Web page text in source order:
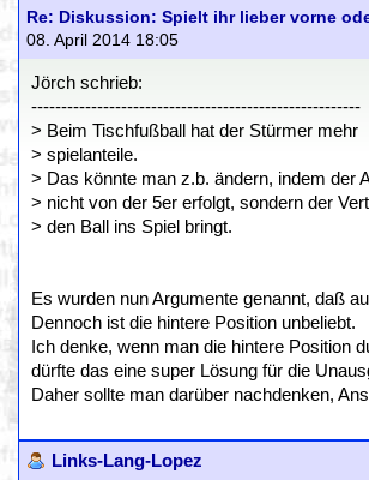
Re: Diskussion: Spielt ihr lieber vorne
08. April 2014 18:05
Jörch schrieb:
-------------------------------------------------------
> Beim Tischfußball hat der Stürmer mehr
> spielanteile.
> Das könnte man z.b. ändern, indem der
> nicht von der 5er erfolgt, sondern der
> den Ball ins Spiel bringt.
Es wurden nun Argumente genannt, daß
Dennoch ist die hintere Position unbeliebt.
Ich denke, wenn man die hintere Position
dürfte das eine super Lösung für die
Daher sollte man darüber nachdenken,
Links-Lang-Lopez